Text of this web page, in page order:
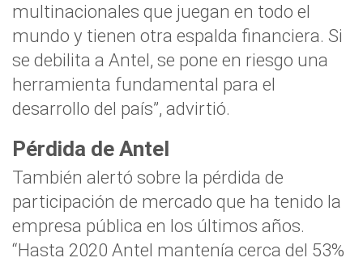
multinacionales que juegan en todo el
mundo y tienen otra espalda financiera. Si
se debilita a Antel, se pone en riesgo una
herramienta fundamental para el
desarrollo del país”, advirtió.
Pérdida de Antel
También alertó sobre la pérdida de
participación de mercado que ha tenido la
empresa pública en los últimos años.
“Hasta 2020 Antel mantenía cerca del 53%